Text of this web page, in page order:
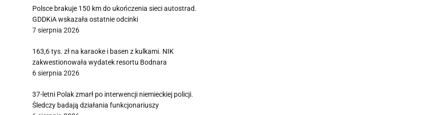
Polsce brakuje 150 km do ukończenia sieci autostrad.
GDDKiA wskazała ostatnie odcinki
7 sierpnia 2026
163,6 tys. zł na karaoke i basen z kulkami. NIK
zakwestionowała wydatek resortu Bodnara
6 sierpnia 2026
37-letni Polak zmarł po interwencji niemieckiej policji.
Śledczy badają działania funkcjonariuszy